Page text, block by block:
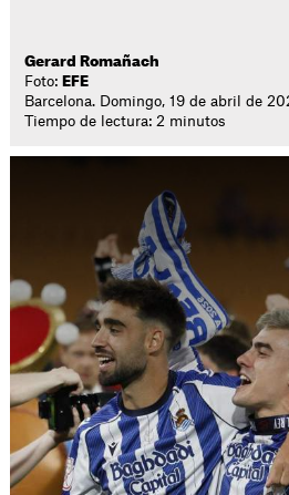
Gerard Romañach
Foto: EFE
Barcelona. Domingo, 19 de abril de
Tiempo de lectura: 2 minutos